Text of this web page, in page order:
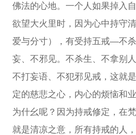
佛法的心地。一个人如果掉入
欲望大火里时，因为心中持守
爱与分寸），有受持五戒—不
妄、不邪见。不杀生、不拿别
不打妄语、不犯邪见戒，这就
定的慈悲之心，内心的烦恼和
为什幺呢？因为持戒修定，在
就是清凉之意，所有持戒的人